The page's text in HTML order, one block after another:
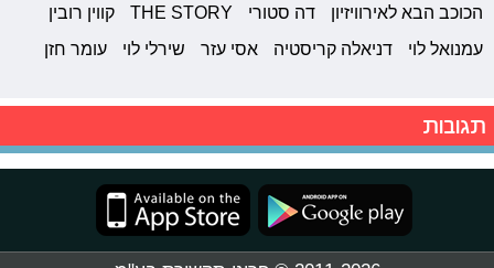
הכוכב הבא לאירוויזיון דה סטורי THE STORY
קווין רובין
עמנואל לוי
דניאלה קריסטיה אסי עזר שירלי לוי עומר חזן
תגובות